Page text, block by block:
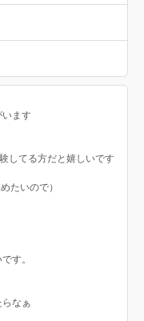
ます
してる方だと嬉しいです
たいので）
す。
なぁ